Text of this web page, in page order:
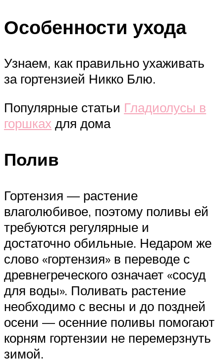
Особенности ухода
Узнаем, как правильно ухаживать
за гортензией Никко Блю.
Популярные статьи Гладиолусы в
горшках для дома
Полив
Гортензия — растение
влаголюбивое, поэтому поливы ей
требуются регулярные и
достаточно обильные. Недаром же
слово «гортензия» в переводе с
древнегреческого означает «сосуд
для воды». Поливать растение
необходимо с весны и до поздней
осени — осенние поливы помогают
корням гортензии не перемерзнуть
зимой.